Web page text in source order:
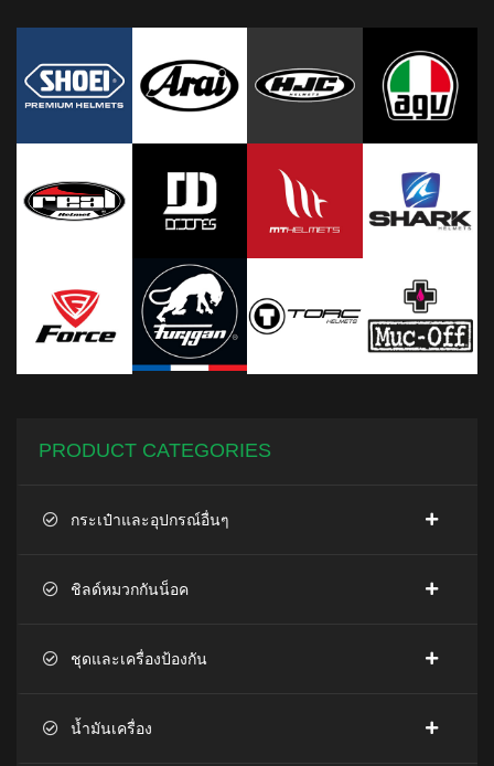
PRODUCT CATEGORIES
กระเป๋าและอุปกรณ์อื่นๆ
ชิลด์หมวกกันน็อค
ชุดและเครื่องป้องกัน
น้ำมันเครื่อง